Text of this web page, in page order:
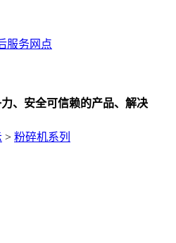
服务网点
、安全可信赖的产品、解决
> 粉碎机系列